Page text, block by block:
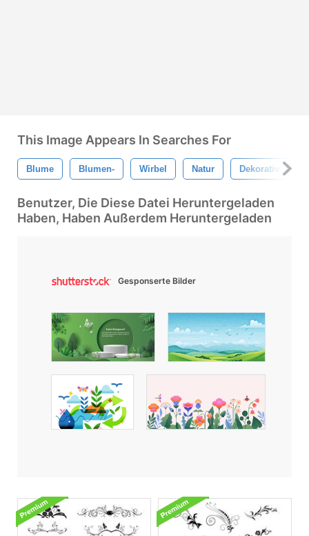
This Image Appears In Searches For
Blume Blumen- Wirbel Natur Dekorativ
Benutzer, Die Diese Datei Heruntergeladen
Haben, Haben Außerdem Heruntergeladen
Gesponserte Bilder